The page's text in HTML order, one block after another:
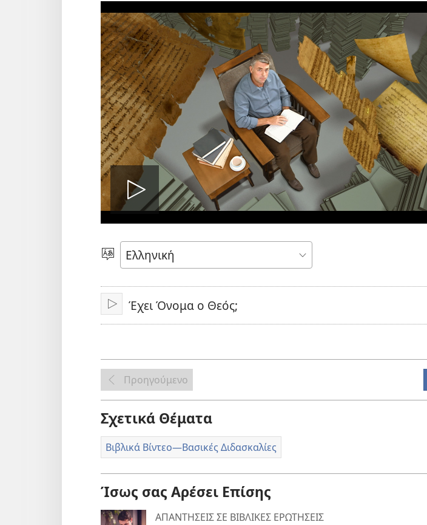
Αναπαραγωγή
βίντεο
Επιλέξτε
Γλώσσα
Αναπαραγωγή
Έχει Όνομα ο Θεός;
Προηγούμενο
Σχετικά Θέματα
Βιβλικά Βίντεο—Βασικές Διδασκαλίες
Ίσως σας Αρέσει Επίσης
ΑΠΑΝΤΗΣΕΙΣ ΣΕ ΒΙΒΛΙΚΕΣ ΕΡΩΤΗΣΕΙΣ